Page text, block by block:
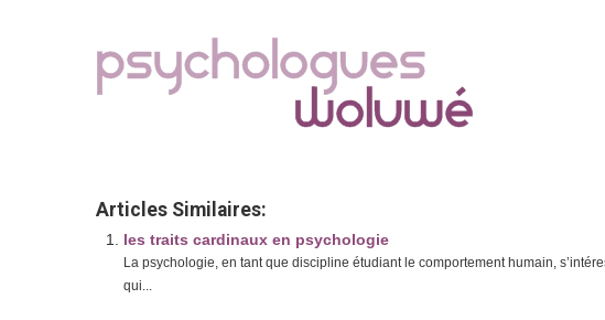
Articles Similaires:
les traits cardinaux en psychologie
La psychologie, en tant que discipline étudiant le comportement humain,
qui...